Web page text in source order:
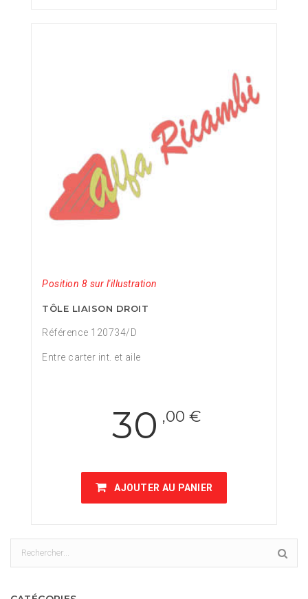
Position 8 sur l'illustration
TÔLE LIAISON DROIT
Référence 120734/D
Entre carter int. et aile
30 ,00 €
AJOUTER AU PANIER